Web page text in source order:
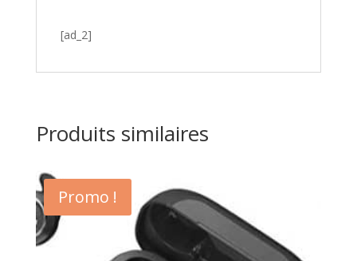
[ad_2]
Produits similaires
Promo !